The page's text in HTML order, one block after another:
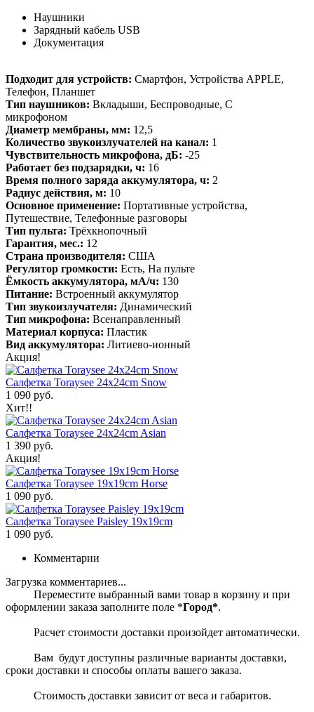
Наушники
Зарядный кабель USB
Документация
Подходит для устройств: Смартфон, Устройства APPLE,
Телефон, Планшет
Тип наушников: Вкладыши, Беспроводные, С
микрофоном
Диаметр мембраны, мм: 12,5
Количество звукоизлучателей на канал: 1
Чувствительность микрофона, дБ: -25
Работает без подзарядки, ч: 16
Время полного заряда аккумулятора, ч: 2
Радиус действия, м: 10
Основное применение: Портативные устройства,
Путешествие, Телефонные разговоры
Тип пульта: Трёхкнопочный
Гарантия, мес.: 12
Страна производителя: США
Регулятор громкости: Есть, На пульте
Ёмкость аккумулятора, мА/ч: 130
Питание: Встроенный аккумулятор
Тип звукоизлучателя: Динамический
Тип микрофона: Всенаправленный
Материал корпуса: Пластик
Вид аккумулятора: Литиево-ионный
Акция!
Салфетка Toraysee 24x24cm Snow
1 090 руб.
Хит!!
Салфетка Toraysee 24x24cm Asian
1 390 руб.
Акция!
Салфетка Toraysee 19x19cm Horse
1 090 руб.
Салфетка Toraysee Paisley 19x19cm
1 090 руб.
Комментарии
Загрузка комментариев...
Переместите выбранный вами товар в корзину и при
оформлении заказа заполните поле *Город*.
Расчет стоимости доставки произойдет автоматически.
Вам будут доступны различные варианты доставки,
сроки доставки и способы оплаты вашего заказа.
Стоимость доставки зависит от веса и габаритов.